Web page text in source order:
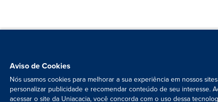
Aviso de Cookies
Nós usamos cookies para melhorar a sua experiência em nossos
personalizar publicidade e recomendar conteúdo de seu interesse.
acessar o site da Uniacacia, você concorda com o uso dessa